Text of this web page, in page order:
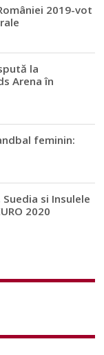
2019-vot
la
Arena în
feminin:
si Insulele
2020